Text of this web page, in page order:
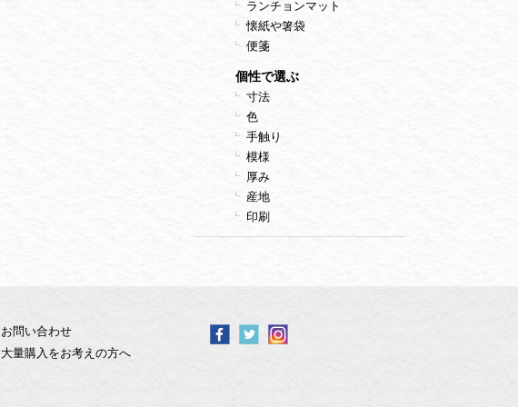
ランチョンマット
懐紙や箸袋
便箋
個性で選ぶ
寸法
色
手触り
模様
厚み
産地
印刷
お問い合わせ
大量購入をお考えの方へ